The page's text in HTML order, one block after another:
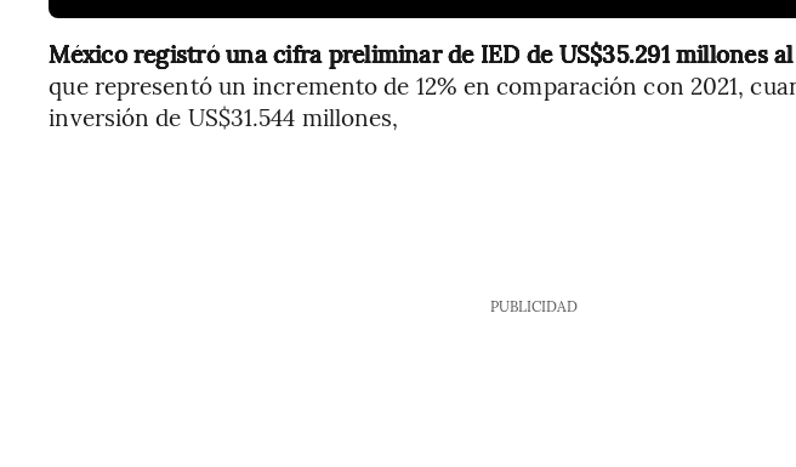
México registró una cifra preliminar de IED de US$35.291 millones
que representó un incremento de 12% en comparación con 2021,
inversión de US$31.544 millones,
PUBLICIDAD